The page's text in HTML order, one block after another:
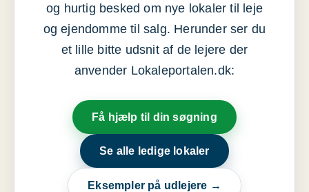
og hurtig besked om nye lokaler til leje
og ejendomme til salg. Herunder ser du
et lille bitte udsnit af de lejere der
anvender Lokaleportalen.dk:
Få hjælp til din søgning
Se alle ledige lokaler
Eksempler på udlejere →